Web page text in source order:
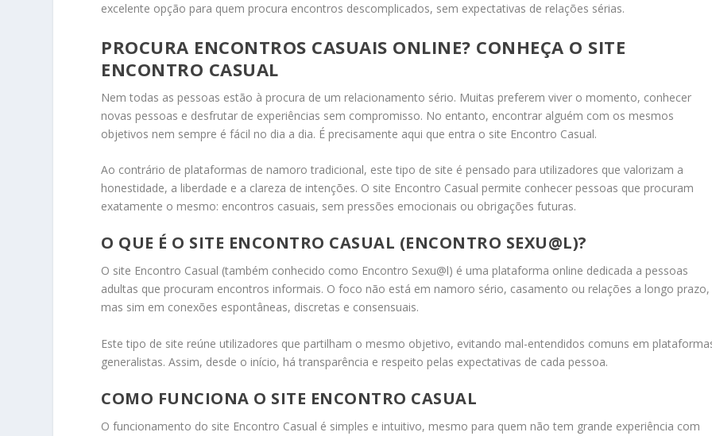
excelente opção para quem procura encontros descomplicados, sem expectativas de relações sérias.
PROCURA ENCONTROS CASUAIS ONLINE? CONHEÇA O SITE
ENCONTRO CASUAL
Nem todas as pessoas estão à procura de um relacionamento sério. Muitas preferem viver o momento, conhecer
novas pessoas e desfrutar de experiências sem compromisso. No entanto, encontrar alguém com os mesmos
objetivos nem sempre é fácil no dia a dia. É precisamente aqui que entra o site Encontro Casual.
Ao contrário de plataformas de namoro tradicional, este tipo de site é pensado para utilizadores que valorizam a
honestidade, a liberdade e a clareza de intenções. O site Encontro Casual permite conhecer pessoas que procuram
exatamente o mesmo: encontros casuais, sem pressões emocionais ou obrigações futuras.
O QUE É O SITE ENCONTRO CASUAL (ENCONTRO SEXU@L)?
O site Encontro Casual (também conhecido como Encontro Sexu@l) é uma plataforma online dedicada a pessoas
adultas que procuram encontros informais. O foco não está em namoro sério, casamento ou relações a longo prazo,
mas sim em conexões espontâneas, discretas e consensuais.
Este tipo de site reúne utilizadores que partilham o mesmo objetivo, evitando mal-entendidos comuns em
generalistas. Assim, desde o início, há transparência e respeito pelas expectativas de cada pessoa.
COMO FUNCIONA O SITE ENCONTRO CASUAL
O funcionamento do site Encontro Casual é simples e intuitivo, mesmo para quem não tem grande experiência com